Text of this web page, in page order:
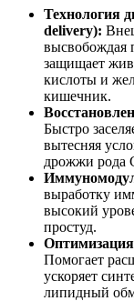
Технология
delivery):
высвобождая
защищает
кислоты и
кишечник.
Быстро
вытесняя
дрожжи рода
выработку
высокий
простуд.
Оптимизация
Помогает
ускоряет
липидный